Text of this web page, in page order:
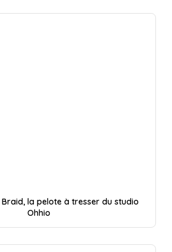
la pelote à tresser du studio
Ohhio